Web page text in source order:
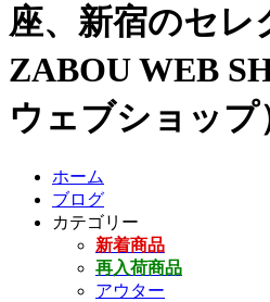
座、新宿のセレ
ZABOU WEB
ウェブショップ
ホーム
ブログ
カテゴリー
新着商品
再入荷商品
アウター